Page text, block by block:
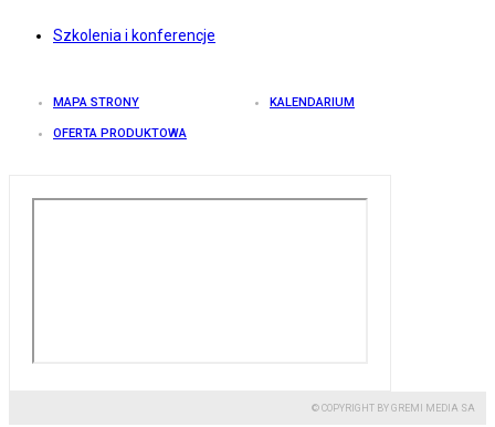
Szkolenia i konferencje
MAPA STRONY KALENDARIUM
OFERTA PRODUKTOWA
© COPYRIGHT BY GREMI MEDIA SA